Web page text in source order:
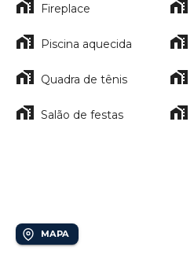
Fireplace
Piscina aquecida
Quadra de tênis
Salão de festas
MAPA